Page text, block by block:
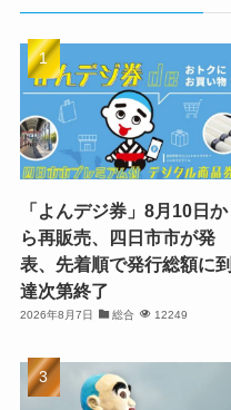
「よんデジ券」8月10日か
ら再販売、四日市市が発
表、先着順で発行総額に到
達次第終了
2026年8月7日 総合 12249